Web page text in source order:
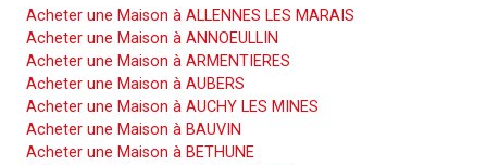
Acheter une Maison à ALLENNES LES MARAIS
Acheter une Maison à ANNOEULLIN
Acheter une Maison à ARMENTIERES
Acheter une Maison à AUBERS
Acheter une Maison à AUCHY LES MINES
Acheter une Maison à BAUVIN
Acheter une Maison à BETHUNE